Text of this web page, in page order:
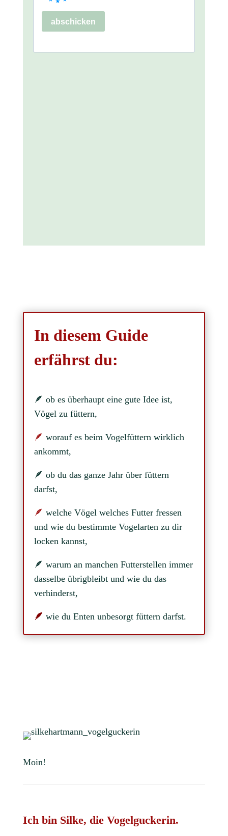
In diesem Guide
erfährst du:
🪶 ob es überhaupt eine gute Idee ist,
Vögel zu füttern,
🪶 worauf es beim Vogelfüttern wirklich
ankommt,
🪶 ob du das ganze Jahr über füttern
darfst,
🪶 welche Vögel welches Futter fressen
und wie du bestimmte Vogelarten zu dir
locken kannst,
🪶 warum an manchen Futterstellen immer
dasselbe übrigbleibt und wie du das
verhinderst,
🪶 wie du Enten unbesorgt füttern darfst.
Moin!
Ich bin Silke, die Vogelguckerin.